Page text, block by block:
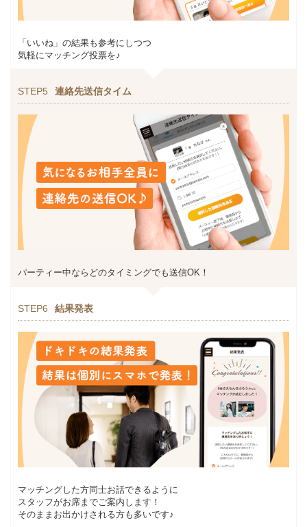
「いいね」の結果も参考にしつつ
気軽にマッチング投票を♪
STEP5 連絡先送信タイム
パーティー中ならどのタイミングでも送信OK！
STEP6 結果発表
マッチングした方同士お話できるように
スタッフがお席までご案内します！
そのままお出かけされる方も多いです♪